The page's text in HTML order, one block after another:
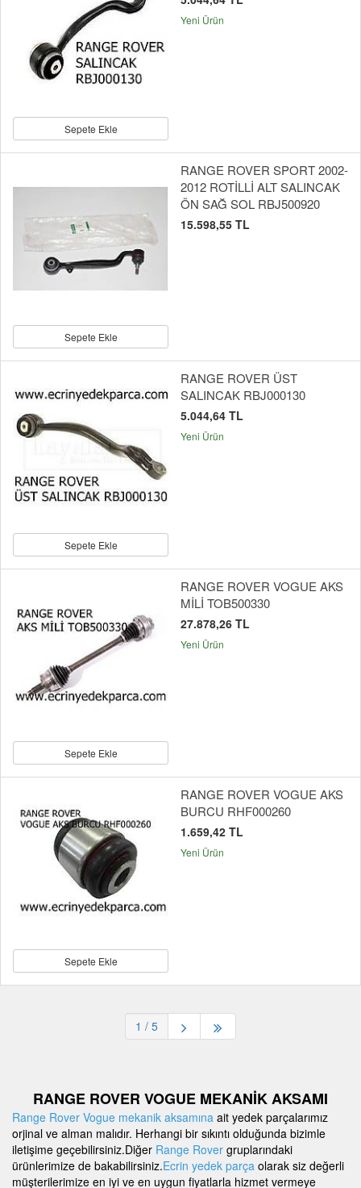
Sepete Ekle
Yeni Ürün
Sepete Ekle
RANGE ROVER SPORT 2002-
2012 ROTİLLİ ALT SALINCAK
ÖN SAĞ SOL RBJ500920
15.598,55 TL
Sepete Ekle
RANGE ROVER ÜST
SALINCAK RBJ000130
5.044,64 TL
Yeni Ürün
Sepete Ekle
RANGE ROVER VOGUE AKS
MİLİ TOB500330
27.878,26 TL
Yeni Ürün
Sepete Ekle
RANGE ROVER VOGUE AKS
BURCU RHF000260
1.659,42 TL
Yeni Ürün
1 / 5
RANGE ROVER VOGUE MEKANİK AKSAMI
Range Rover Vogue mekanik aksamına ait yedek parçalarımız
orjinal ve alman malıdır. Herhangi bir sıkıntı olduğunda bizimle
iletişime geçebilirsiniz.Diğer Range Rover gruplarındaki
ürünlerimize de bakabilirsiniz.Ecrin yedek parça olarak siz değerli
müşterilerimize en iyi ve en uygun fiyatlarla hizmet vermeye